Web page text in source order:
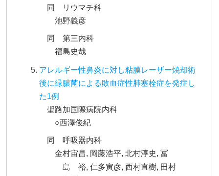
同 リウマチ科
池野義彦
同 第三内科
福島史哉
アレルギー性鼻炎に対し粘膜レーザー焼却術
後に緑膿菌による敗血症性肺塞栓症を発症し
た1例
聖路加国際病院内科
○西澤俊紀
同 呼吸器内科
金村宙昌, 岡藤浩平, 北村淳史, 冨
島 裕, 仁多寅彦, 西村直樹, 田村